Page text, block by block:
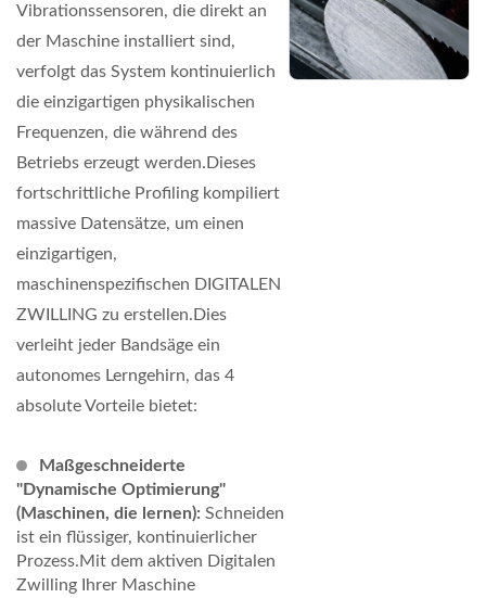
Vibrationssensoren, die direkt an
der Maschine installiert sind,
verfolgt das System kontinuierlich
die einzigartigen physikalischen
Frequenzen, die während des
Betriebs erzeugt werden.Dieses
fortschrittliche Profiling kompiliert
massive Datensätze, um einen
einzigartigen,
maschinenspezifischen DIGITALEN
ZWILLING zu erstellen.Dies
verleiht jeder Bandsäge ein
autonomes Lerngehirn, das 4
absolute Vorteile bietet:
Maßgeschneiderte
"Dynamische Optimierung"
(Maschinen, die lernen): Schneiden
ist ein flüssiger, kontinuierlicher
Prozess.Mit dem aktiven Digitalen
Zwilling Ihrer Maschine